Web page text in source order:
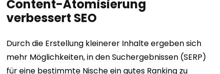
Content-Atomisierung
verbessert SEO
Durch die Erstellung kleinerer Inhalte ergeben sich
mehr Möglichkeiten, in den Suchergebnissen (SERP)
für eine bestimmte Nische ein gutes Ranking zu